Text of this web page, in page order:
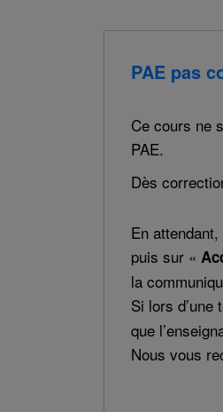
PAE pas
Ce cours ne
PAE.
Dès
En
puis sur «
la
Si lors
que
Nous vous